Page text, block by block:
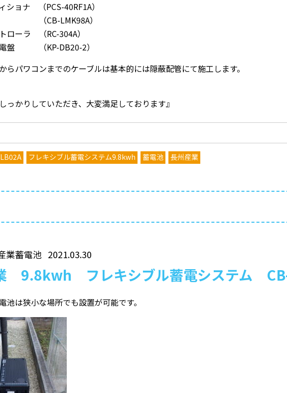
ショナ （PCS-40RF1A）
（CB-LMK98A）
ローラ （RC-304A）
電盤 （KP-DB20-2）
らパワコンまでのケーブルは基本的には隠蔽配管にて施工します。
っかりしていただき、大変満足しております』
フレキシブル蓄電システム9.8kwh 蓄電池 長州産業
業蓄電池 2021.03.30
9.8kwh フレキシブル蓄電システム
池は狭小な場所でも設置が可能です。